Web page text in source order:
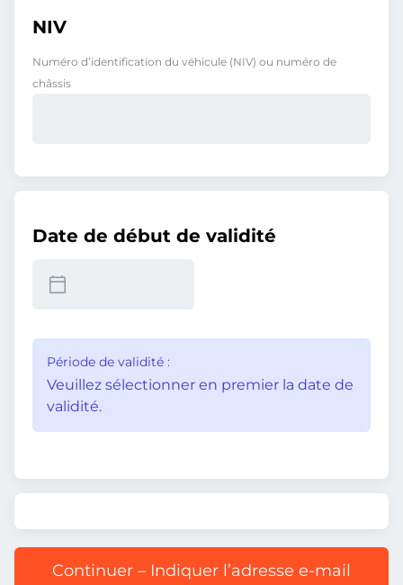
NIV
Numéro d’identification du véhicule (NIV) ou numéro de
châssis
Date de début de validité
Période de validité :
Veuillez sélectionner en premier la date de
validité.
Continuer – Indiquer l’adresse e-mail